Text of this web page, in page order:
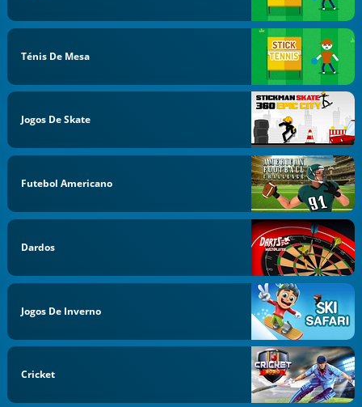
Ténis De Mesa
Jogos De Skate
Futebol Americano
Dardos
Jogos De Inverno
Cricket